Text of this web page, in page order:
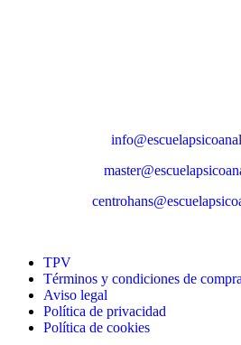
TPV
Términos y condiciones de compra
Aviso legal
Política de privacidad
Política de cookies